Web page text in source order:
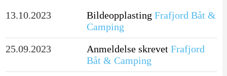
13.10.2023 Bildeopplasting Frafjord Båt &
Camping
25.09.2023
Anmeldelse skrevet Frafjord
Båt & Camping